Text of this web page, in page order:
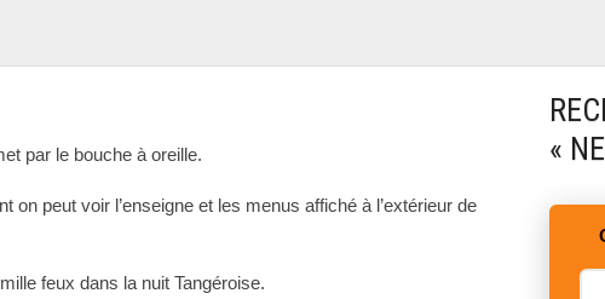
par le bouche à oreille.
on peut voir l’enseigne et les menus affiché à l’extérieur de
feux dans la nuit Tangéroise.
«